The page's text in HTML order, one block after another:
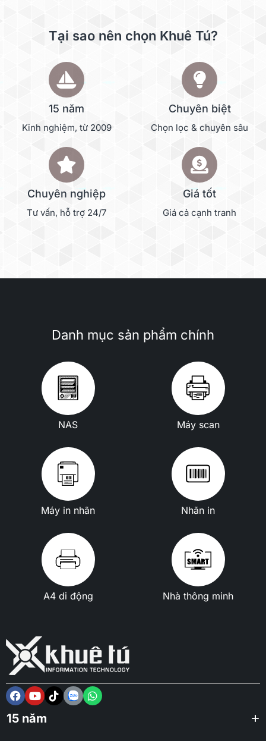
Tại sao nên chọn Khuê Tú?
15 năm
Kinh nghiệm, từ 2009
Chuyên biệt
Chọn lọc & chuyên sâu
Chuyên nghiệp
Tư vấn, hỗ trợ 24/7
Giá tốt
Giá cả cạnh tranh
Danh mục sản phẩm chính
NAS Máy scan
Máy in nhãn Nhãn in
A4 di động Nhà thông minh
15 năm